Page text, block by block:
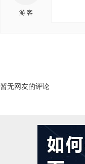
游 客
暂无网友的评论